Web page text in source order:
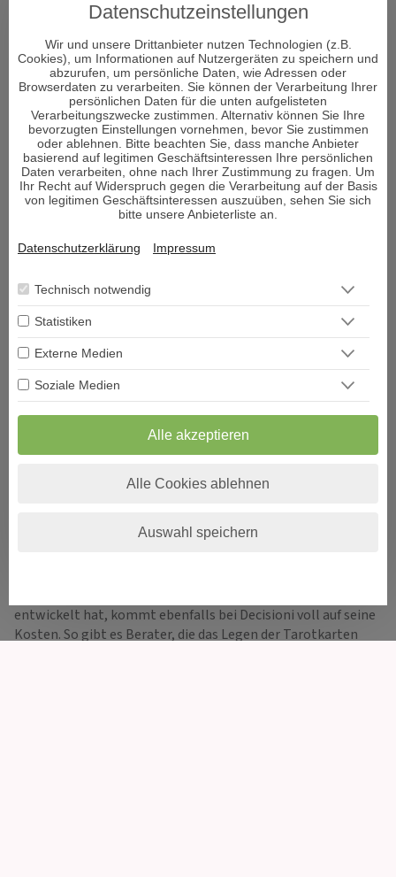
heißt das neue Portal und Decisioni heißt im
italienischen Entscheidungen und vor allem um diese
geht es im Leben. Entscheidungen sind ein Moment in
Ihrem Leben, der alles verändern kann.
Viele Menschen sehnen sich nach Erholung und suchen den
Zugang zu sich selbst. Aber was genau gibt es, um bei sich
selbst wieder anzukommen und den Fokus auf das zu lenken,
was wirklich wichtig ist im Leben und die richtigen
Entscheidungen zu treffen?
Wichtigkeit für den Menschen. Man könnte auch sagen – es
nicht vorhanden ist, können viele Probleme sowie
körperliche und psychische Leiden entstehen. So mag sich
der ein oder andere schließlich fragen: War es wirklich Pech
in der Liebe / im Job? Oder habe ich falsche Entscheidungen
getroffen? Oder gar durch falsche Glaubenssätze oder
Lebenseinstellungen mir selbst den Weg schwer gemacht?
Was kommt noch auf mich zu?
Die Berater von Decisioni beraten jeden Ratsuchende in allen
ihre Gaben des Hellsehens oder Kartenlegens auf diesem
Gaben voll schöpfen. Komplizierte Lebenssituationen
können so von verschiedenen Perspektiven beleuchtet
entwickelt hat, kommt ebenfalls bei Decisioni voll auf seine
Kosten. So gibt es Berater, die das Legen der Tarotkarten
Datenschutzeinstellungen
Wir und unsere Drittanbieter nutzen Technologien (z.B.
Cookies), um Informationen auf Nutzergeräten zu speichern und
abzurufen, um persönliche Daten, wie Adressen oder
Browserdaten zu verarbeiten. Sie können der Verarbeitung Ihrer
persönlichen Daten für die unten aufgelisteten
Verarbeitungszwecke zustimmen. Alternativ können Sie Ihre
bevorzugten Einstellungen vornehmen, bevor Sie zustimmen
oder ablehnen. Bitte beachten Sie, dass manche Anbieter
basierend auf legitimen Geschäftsinteressen Ihre persönlichen
Daten verarbeiten, ohne nach Ihrer Zustimmung zu fragen. Um
Ihr Recht auf Widerspruch gegen die Verarbeitung auf der Basis
von legitimen Geschäftsinteressen auszuüben, sehen Sie sich
bitte unsere Anbieterliste an.
Datenschutzerklärung Impressum
Technisch notwendig
Statistiken
Externe Medien
Soziale Medien
Alle akzeptieren
Alle Cookies ablehnen
Auswahl speichern